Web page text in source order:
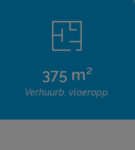
375 m²
Verhuurb. vloeropp.